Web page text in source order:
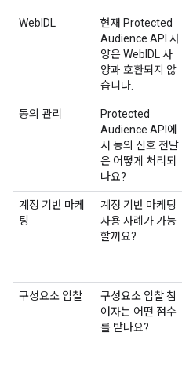
WebIDL
현재 Protected
Audience API 사
양은 WebIDL 사
양과 호환되지 않
습니다.
동의 관리
Protected
Audience API에
서 동의 신호 전달
은 어떻게 처리되
나요?
계정 기반 마케
팅
계정 기반 마케팅
사용 사례가 가능
할까요?
구성요소 입찰
구성요소 입찰 참
여자는 어떤 점수
를 받나요?